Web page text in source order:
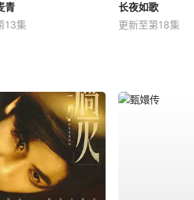
青
13集
长夜如歌
更新至第18集